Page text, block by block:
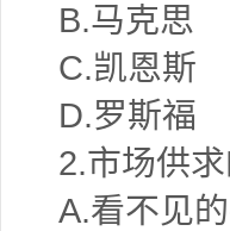
B.马克思
C.凯恩斯
D.罗斯福
2.市场供
A.看不见